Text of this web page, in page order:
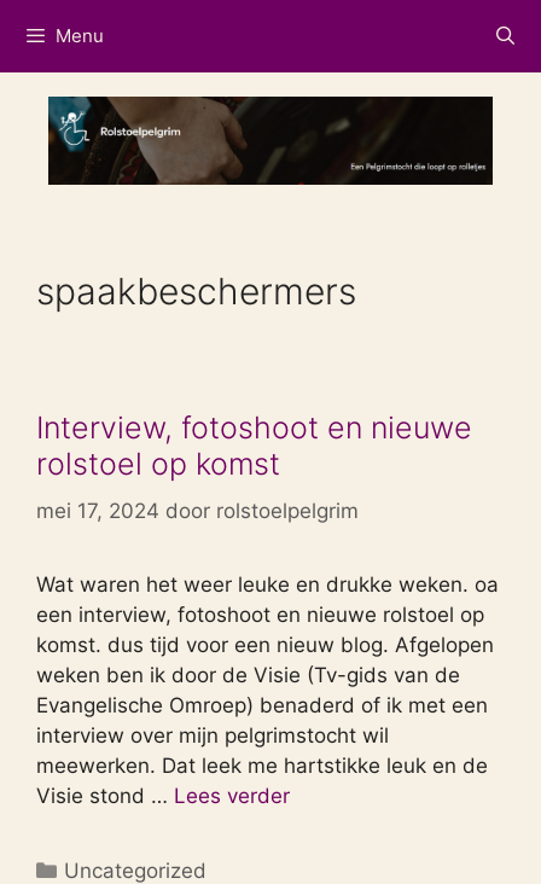
naar
de
inhoud
Menu
spaakbeschermers
Interview, fotoshoot en nieuwe
rolstoel op komst
mei 17, 2024 door rolstoelpelgrim
Wat waren het weer leuke en drukke weken. oa
een interview, fotoshoot en nieuwe rolstoel op
komst. dus tijd voor een nieuw blog. Afgelopen
weken ben ik door de Visie (Tv-gids van de
Evangelische Omroep) benaderd of ik met een
interview over mijn pelgrimstocht wil
meewerken. Dat leek me hartstikke leuk en de
Visie stond … Lees verder
Categorieën
Uncategorized